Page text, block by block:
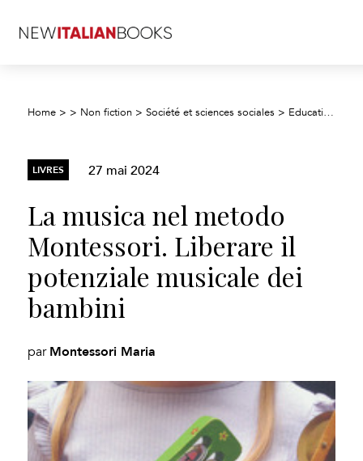
Home > > Non fiction >Société et sciences sociales > Education
LIVRES 27 mai 2024
La musica nel metodo
Montessori. Liberare il
potenziale musicale dei
bambini
par Montessori Maria